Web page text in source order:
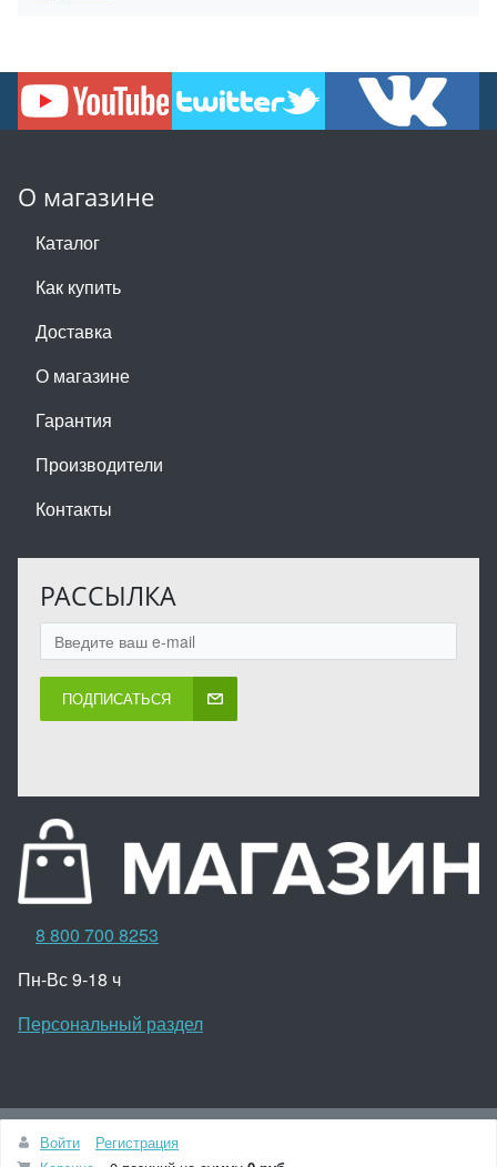
О магазине
Каталог
Как купить
Доставка
О магазине
Гарантия
Производители
Контакты
РАССЫЛКА
ПОДПИСАТЬСЯ
8 800 700 8253
Пн-Вс 9-18 ч
Персональный раздел
Наверх
© Интернет-магазин автозапчасти, 2010
Войти
Регистрация